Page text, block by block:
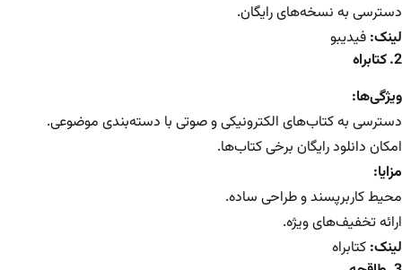
دسترسی به نسخه‌های رایگان.
لینک: فیدیبو
2. کتابراه
ویژگی‌ها:
دسترسی به کتاب‌های الکترونیکی و صوتی با دسته‌بندی موضوعی.
امکان دانلود رایگان برخی کتاب‌ها.
مزایا:
محیط کاربرپسند و طراحی ساده.
ارائه تخفیف‌های ویژه.
لینک: کتابراه